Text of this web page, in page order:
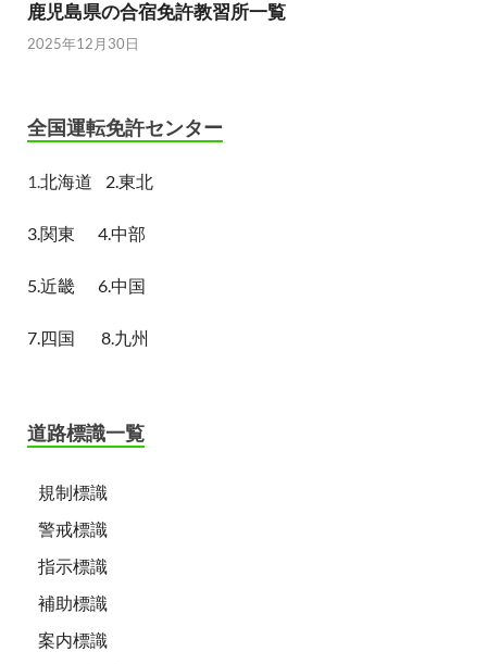
鹿児島県の合宿免許教習所一覧
2025年12月30日
全国運転免許センター
1.北海道 2.東北
3.関東 4.中部
5.近畿 6.中国
7.四国 8.九州
道路標識一覧
規制標識
警戒標識
指示標識
補助標識
案内標識